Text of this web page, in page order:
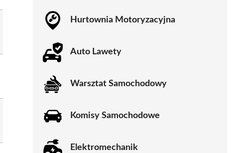
Hurtownia Motoryzacyjna
Auto Lawety
Warsztat Samochodowy
Komisy Samochodowe
Elektromechanik